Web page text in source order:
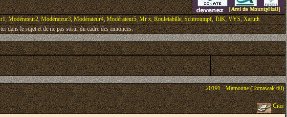
,Modérateur2,Modérateur3,Modérateur4,Modérateur5,Mr x,Rouletabille,Schtroumpf,TilK,VYS,Xaruth
dans le sujet et de ne pas sortir du cadre des annonces.
20191 - Mamoune (Tomawak 60)
Citer